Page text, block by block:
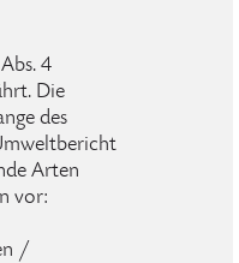
4
Die
des
Arten
vor:
/